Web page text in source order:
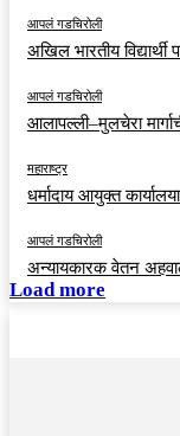
आपलं गडचिरोली
अखिल भारतीय
आपलं गडचिरोली
आलापल्ली–मुलचेरा
महाराष्ट्र
धर्मादाय आयुक्त
आपलं गडचिरोली
अन्यायकारक वेतन
Load more